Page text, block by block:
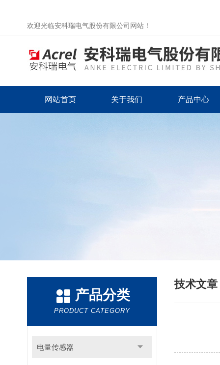
欢迎光临安科瑞电气股份有限公司网站！
网站首页 关于我们 产品中心
产品分类
PRODUCT CATEGORY
电量传感器
技术文章